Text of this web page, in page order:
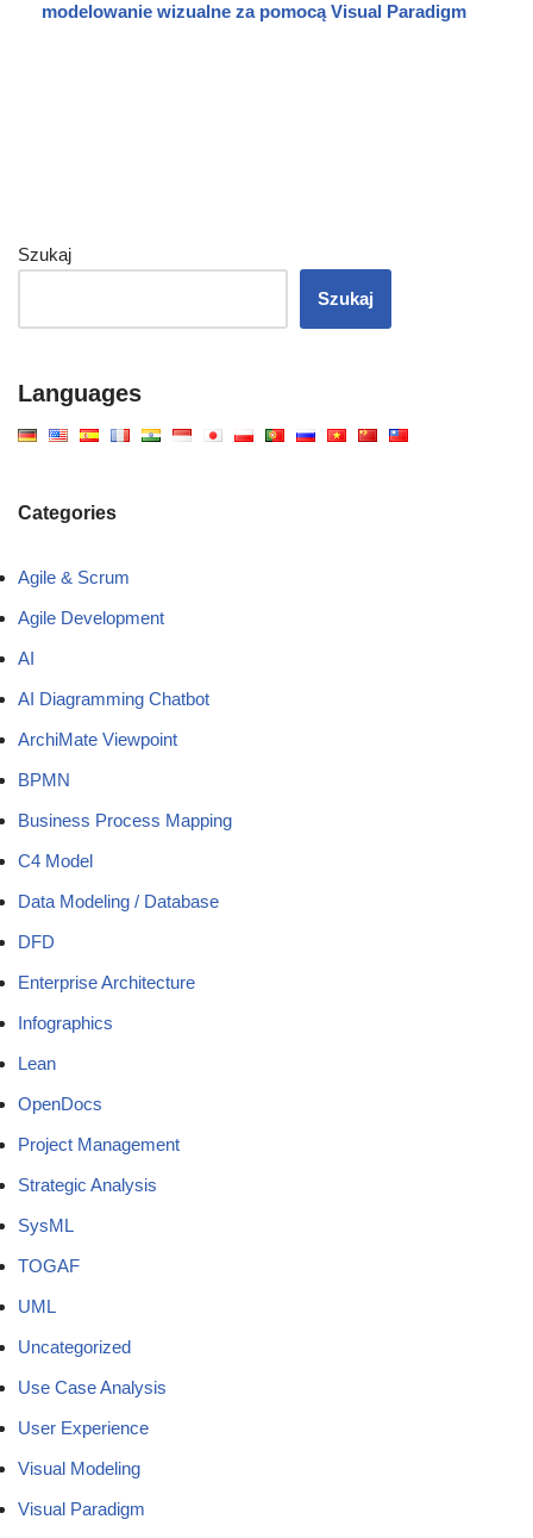
modelowanie wizualne za pomocą Visual Paradigm
Szukaj
Szukaj
Languages
Categories
Agile & Scrum
Agile Development
AI
AI Diagramming Chatbot
ArchiMate Viewpoint
BPMN
Business Process Mapping
C4 Model
Data Modeling / Database
DFD
Enterprise Architecture
Infographics
Lean
OpenDocs
Project Management
Strategic Analysis
SysML
TOGAF
UML
Uncategorized
Use Case Analysis
User Experience
Visual Modeling
Visual Paradigm